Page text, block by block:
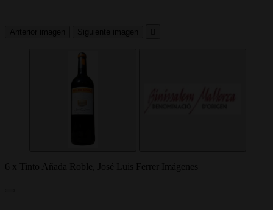
6 x Tinto Añada Roble, José Luis Ferrer Imágenes